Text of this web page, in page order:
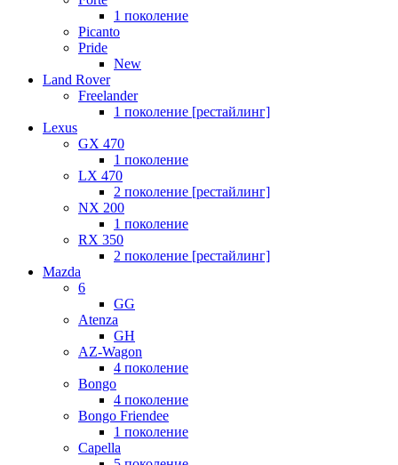
1 поколение
Picanto
Pride
New
Land Rover
Freelander
1 поколение [рестайлинг]
Lexus
GX 470
1 поколение
LX 470
2 поколение [рестайлинг]
NX 200
1 поколение
RX 350
2 поколение [рестайлинг]
Mazda
6
GG
Atenza
GH
AZ-Wagon
4 поколение
Bongo
4 поколение
Bongo Friendee
1 поколение
Capella